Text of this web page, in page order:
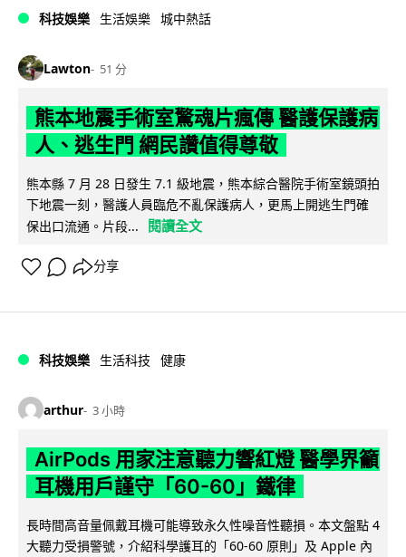
科技娛樂 生活娛樂 城中熱話
Lawton 51 分
熊本地震手術室驚魂片瘋傳 醫護保護病
人、逃生門 網民讚值得尊敬
熊本縣 7 月 28 日發生 7.1 級地震，熊本綜合醫院手術室鏡頭拍
下地震一刻，醫護人員臨危不亂保護病人，更馬上開逃生門確
保出口流通。片段...
閱讀全文
分享
科技娛樂 生活科技 健康
arthur 3 小時
AirPods 用家注意聽力響紅燈 醫學界籲
耳機用戶謹守「60-60」鐵律
長時間高音量佩戴耳機可能導致永久性噪音性聽損。本文盤點 4
大聽力受損警號，介紹科學護耳的「60-60 原則」及 Apple 內